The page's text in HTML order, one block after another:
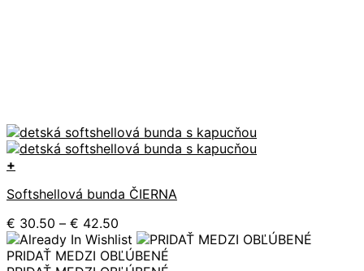
+
produkt
viacero
variantov.
Možnosti
Softshellová bunda ČIERNA
€ 30.50 – € 42.50
range:
€ 30.50
PRIDAŤ MEDZI OBĽÚBENÉ